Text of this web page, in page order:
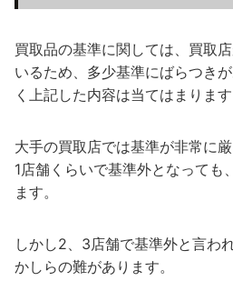
買取品の基準に関しては、買取
いるため、多少基準にばらつき
く上記した内容は当てはまります
大手の買取店では基準が非常に
1店舗くらいで基準外となっても
ます。
しかし2、3店舗で基準外と言わ
かしらの難があります。